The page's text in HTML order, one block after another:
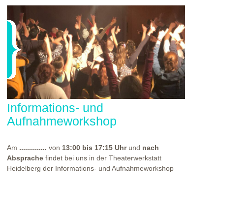
Informations- und
Aufnahmeworkshop
Am .............. von 13:00 bis 17:15 Uhrund nach
Absprache findet bei uns in der Theaterwerkstatt
Heidelberg der Informations- und Aufnahmeworkshop